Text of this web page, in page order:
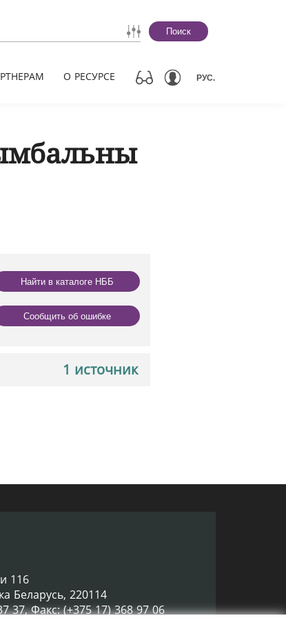
Поиск
О РЕСУРСЕ РУС.
Найти в каталоге НББ
Сообщить об ошибке
1 источник
116
Беларусь, 220114
37, Факс: (+375 17) 368 97 06